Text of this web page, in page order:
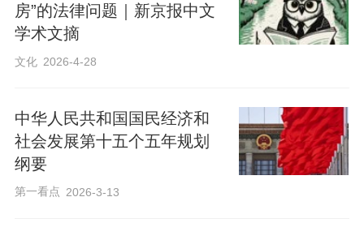
房”的法律问题｜新京报中文
学术文摘
文化 2026-4-28
中华人民共和国国民经济和
社会发展第十五个五年规划
纲要
第一看点 2026-3-13